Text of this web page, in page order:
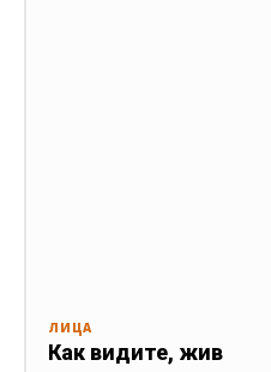
ЛИЦА
Как видите, жив